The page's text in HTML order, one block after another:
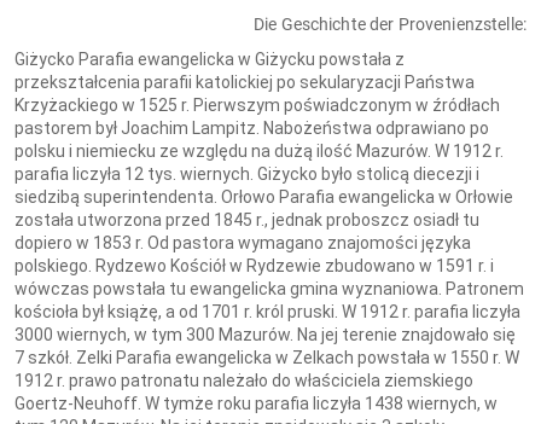
Die Geschichte der Provenienzstelle:
Giżycko Parafia ewangelicka w Giżycku powstała z
przekształcenia parafii katolickiej po sekularyzacji Państwa
Krzyżackiego w 1525 r. Pierwszym poświadczonym w źródłach
pastorem był Joachim Lampitz. Nabożeństwa odprawiano po
polsku i niemiecku ze względu na dużą ilość Mazurów. W 1912 r.
parafia liczyła 12 tys. wiernych. Giżycko było stolicą diecezji i
siedzibą superintendenta. Orłowo Parafia ewangelicka w Orłowie
została utworzona przed 1845 r., jednak proboszcz osiadł tu
dopiero w 1853 r. Od pastora wymagano znajomości języka
polskiego. Rydzewo Kościół w Rydzewie zbudowano w 1591 r. i
wówczas powstała tu ewangelicka gmina wyznaniowa. Patronem
kościoła był książę, a od 1701 r. król pruski. W 1912 r. parafia liczyła
3000 wiernych, w tym 300 Mazurów. Na jej terenie znajdowało się
7 szkół. Zelki Parafia ewangelicka w Zelkach powstała w 1550 r. W
1912 r. prawo patronatu należało do właściciela ziemskiego
Goertz-Neuhoff. W tymże roku parafia liczyła 1438 wiernych, w